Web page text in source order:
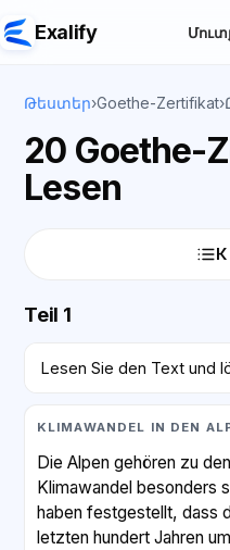
Exalify
Թեստեր›Goethe-Zertifikat›
20 Goethe-
Lesen
К
Teil 1
Lesen Sie den Text und
KLIMAWANDEL IN DEN
Die Alpen gehören zu
Klimawandel besonders
haben festgestellt, dass
letzten hundert Jahren